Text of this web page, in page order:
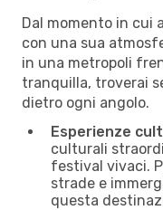
Dal momento in cui
con una sua
in una metropoli
tranquilla, troverai
dietro ogni angolo.
Esperienze
culturali
festival vivaci.
strade e
questa